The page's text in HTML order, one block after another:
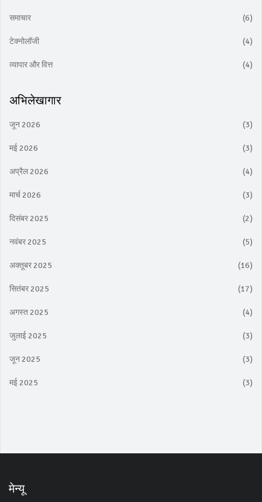
समाचार (6)
टेक्नोलॉजी (4)
व्यापार और वित्त (4)
अभिलेखागार
जून 2026 (3)
मई 2026 (3)
अप्रैल 2026 (4)
मार्च 2026 (3)
दिसंबर 2025 (2)
नवंबर 2025 (5)
अक्तूबर 2025 (16)
सितंबर 2025 (17)
अगस्त 2025 (4)
जुलाई 2025 (3)
जून 2025 (3)
मई 2025 (3)
मेन्यू